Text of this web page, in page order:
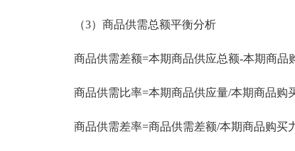
（3）商品供需总额平衡分析
商品供需差额=本期商品供应总额-本期商品
商品供需比率=本期商品供应量/本期商品购
商品供需差率=商品供需差额/本期商品购买